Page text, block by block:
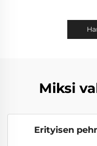
Miksi
Erityisen